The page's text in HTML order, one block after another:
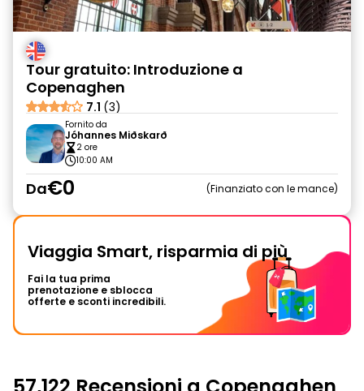
Tour gratuito: Introduzione a
Copenaghen
7.1 (3)
Fornito da
Jóhannes Miðskarð
2 ore
10:00 AM
Da€0 Finanziato con le mance
Viaggia Smart, risparmia di più
Fai la tua prima
prenotazione e sblocca
offerte e sconti incredibili.